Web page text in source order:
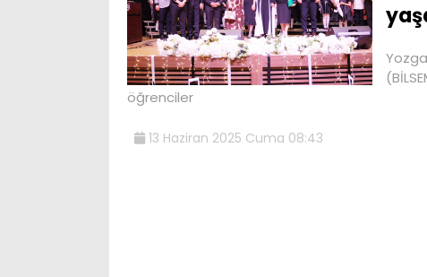
öğrenciler
13 Haziran 2025 Cuma 08:43